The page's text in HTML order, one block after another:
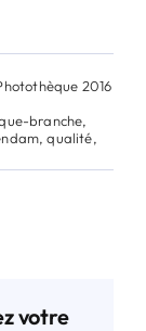
2016
branche,
,qualité,
votre